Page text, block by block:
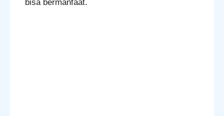
bisa bermanfaat.